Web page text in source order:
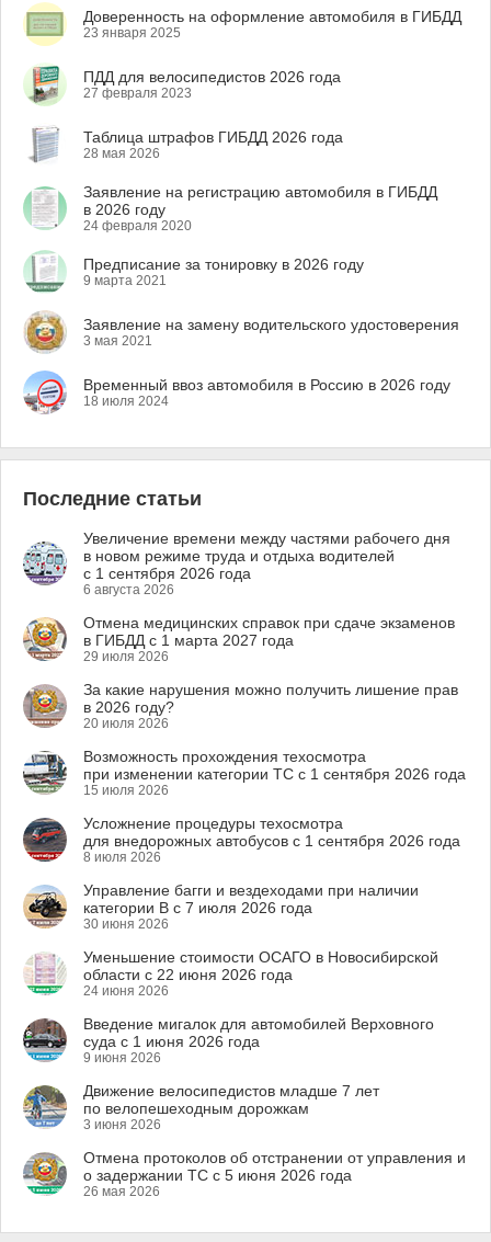
Доверенность на оформление автомобиля в ГИБДД
23 января 2025
ПДД для велосипедистов 2026 года
27 февраля 2023
Таблица штрафов ГИБДД 2026 года
28 мая 2026
Заявление на регистрацию автомобиля в ГИБДД
в 2026 году
24 февраля 2020
Предписание за тонировку в 2026 году
9 марта 2021
Заявление на замену водительского удостоверения
3 мая 2021
Временный ввоз автомобиля в Россию в 2026 году
18 июля 2024
Последние статьи
Увеличение времени между частями рабочего дня
в новом режиме труда и отдыха водителей
с 1 сентября 2026 года
6 августа 2026
Отмена медицинских справок при сдаче экзаменов
в ГИБДД с 1 марта 2027 года
29 июля 2026
За какие нарушения можно получить лишение прав
в 2026 году?
20 июля 2026
Возможность прохождения техосмотра
при изменении категории ТС с 1 сентября 2026 года
15 июля 2026
Усложнение процедуры техосмотра
для внедорожных автобусов с 1 сентября 2026 года
8 июля 2026
Управление багги и вездеходами при наличии
категории B с 7 июля 2026 года
30 июня 2026
Уменьшение стоимости ОСАГО в Новосибирской
области с 22 июня 2026 года
24 июня 2026
Введение мигалок для автомобилей Верховного
суда с 1 июня 2026 года
9 июня 2026
Движение велосипедистов младше 7 лет
по велопешеходным дорожкам
3 июня 2026
Отмена протоколов об отстранении от управления и
о задержании ТС с 5 июня 2026 года
26 мая 2026